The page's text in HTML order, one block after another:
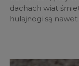
dachach wiat
hulajnogi są nawet